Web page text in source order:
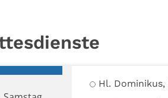
Hl. Dominikus,